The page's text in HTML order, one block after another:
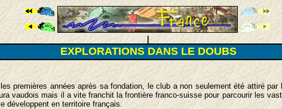
|
EXPLORATIONS DANS LE DOUBS
premières années après sa fondation, le club a non seulement été attiré par
vaudois mais il a vite franchit la frontière franco-suisse pour parcourir les
développent en territoire français.